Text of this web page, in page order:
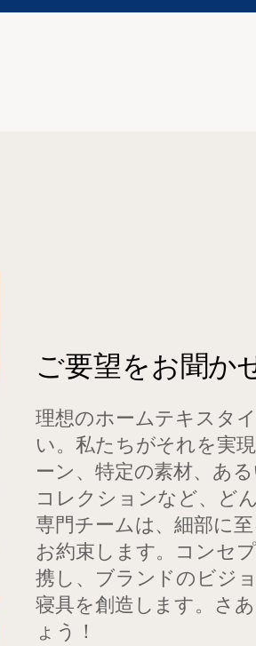
ご要望をお聞か
理想のホームテキスタ
い。私たちがそれを実
ーン、特定の素材、あ
コレクションなど、ど
専門チームは、細部に
お約束します。コンセ
携し、ブランドのビジ
寝具を創造します。さ
ょう！